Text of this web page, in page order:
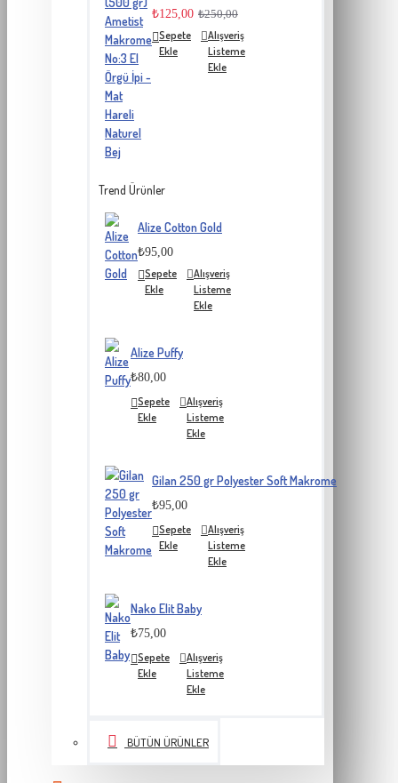
₺125,00 ₺250,00
Sepete
Ekle
Alışveriş
Listeme
Ekle
Trend Ürünler
Alize Cotton Gold
₺95,00
Sepete
Ekle
Alışveriş
Listeme
Ekle
Alize Puffy
₺80,00
Sepete
Ekle
Alışveriş
Listeme
Ekle
Gilan 250 gr Polyester Soft Makrome
₺95,00
Sepete
Ekle
Alışveriş
Listeme
Ekle
Nako Elit Baby
₺75,00
Sepete
Ekle
Alışveriş
Listeme
Ekle
BÜTÜN ÜRÜNLER